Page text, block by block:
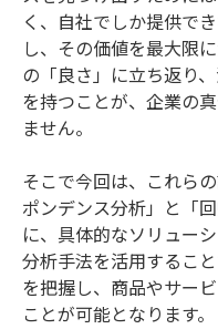
く、自社でしか提供で
し、その価値を最大限
の「良さ」に立ち返り
を持つことが、企業の
ません。
そこで今回は、これら
ポンデンス分析」と「
に、具体的なソリュー
分析手法を活用するこ
を把握し、商品やサー
ことが可能となります。